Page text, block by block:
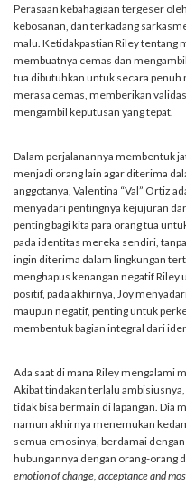
Perasaan kebahagiaan tergeser
kebosanan, dan terkadang
malu. Ketidakpastian Riley tentang
membuatnya cemas dan
tua dibutuhkan untuk secara penuh
merasa cemas, memberikan
mengambil keputusan yang tepat.
Dalam perjalanannya membentuk
menjadi orang lain agar diterima
anggotanya, Valentina “Val” Ortiz
menyadari pentingnya kejujuran
penting bagi kita para orang tua
pada identitas mereka sendiri,
ingin diterima dalam lingkungan
menghapus kenangan negatif
positif, pada akhirnya, Joy
maupun negatif, penting untuk
membentuk bagian integral dari
Ada saat di mana Riley mengalami
Akibat tindakan terlalu
tidak bisa bermain di lapangan. Dia
namun akhirnya menemukan
semua emosinya, berdamai
hubungannya dengan orang-orang
emotion of change, acceptance and